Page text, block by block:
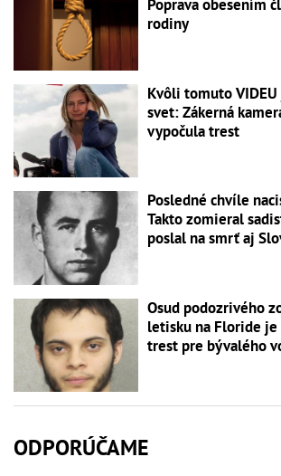
Poprava obesením
rodiny
Kvôli tomuto
svet: Zákerná
vypočula trest
Posledné chvíle
Takto zomieral
poslal na smrť aj
Osud podozrivého
letisku na Floride
trest pre bývalého
ODPORÚČAME